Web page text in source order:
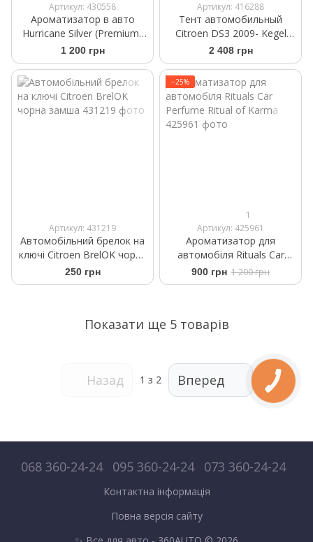
Артикул: 430558
Ароматизатор в авто
Hurricane Silver (Premium)
Аромасаше на дефлектор
1 200 грн
Артикул: 416288
Тент автомобильный
Citroen DS3 2009- Kegel
Mobile Garage M2
Hatchback 380-405см
2 408 грн
Артикул: 431219
Автомобільний брелок на
ключі Citroen BrelOK чорна
замша
250 грн
−25%
1
Артикул: 425961
Ароматизатор для
автомобіля Rituals Car
Perfume Ritual of Karma
900 грн 1 200 грн
Показати ще 5 товарів
Назад 1 з 2 Вперед
068 360-24-24 095 360-24-24 073 360-24-24
Контактна інформація
Повна версія сайту